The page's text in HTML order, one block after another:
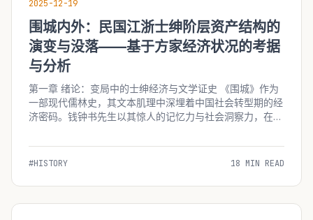
2025-12-19
围城内外：民国江浙士绅阶层资产结构的
演变与没落——基于方家经济状况的考据
与分析
第一章 绪论：变局中的士绅经济与文学证史 《围城》作为
一部现代儒林史，其文本肌理中深埋着中国社会转型期的经
济密码。钱钟书先生以其惊人的记忆力与社会洞察力，在方
（1937-1949）江浙士绅阶层所面临的经济崩塌。这一阶
层，曾是传统中国社会的稳定器，拥有土地...
#HISTORY 18 MIN READ